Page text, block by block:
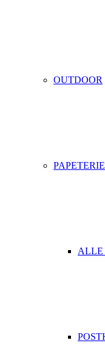
OUTDOOR
PAPETERIE
ALLE